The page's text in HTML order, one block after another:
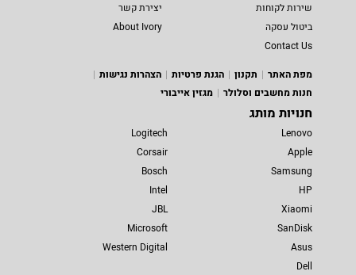
שירות לקוחות
יצירת קשר
ביטול עסקה
About Ivory
Contact Us
מפת האתר
תקנון הגנת פרטיות
הצהרות נגישות
חנות מחשבים וסלולר
מגזין אייבורי
חנויות מותג
Lenovo
Apple
Samsung
HP
Xiaomi
SanDisk
Asus
Dell
Logitech
Corsair
Bosch
Intel
JBL
Microsoft
Western Digital